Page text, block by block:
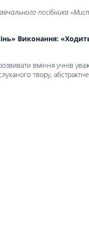
посібника
Виконання:
вміння учнів
твору, абстрактне